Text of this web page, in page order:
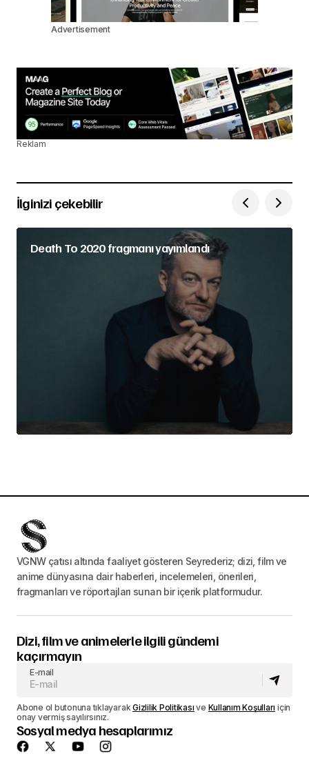
Advertisement
Reklam
İlginizi çekebilir
Death To 2020 fragmanı yayımlandı
VGNW çatısı altında faaliyet gösteren Seyrederiz; dizi, film ve
anime dünyasına dair haberleri, incelemeleri, önerileri,
fragmanları ve röportajları sunan bir içerik platformudur.
Dizi, film ve animelerle ilgili gündemi
kaçırmayın
E-mail
Abone ol butonuna tıklayarakGizlilik Politikası ve Kullanım Koşulları için
onay vermiş sayılırsınız.
Sosyal medya hesaplarımız